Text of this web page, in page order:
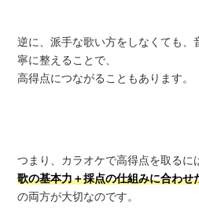
逆に、派手な歌い方をしなくても、
寧に整えることで、
高得点につながることもあります。
つまり、カラオケで高得点を取るに
歌の基本力＋採点の仕組みに合わせ
の両方が大切なのです。